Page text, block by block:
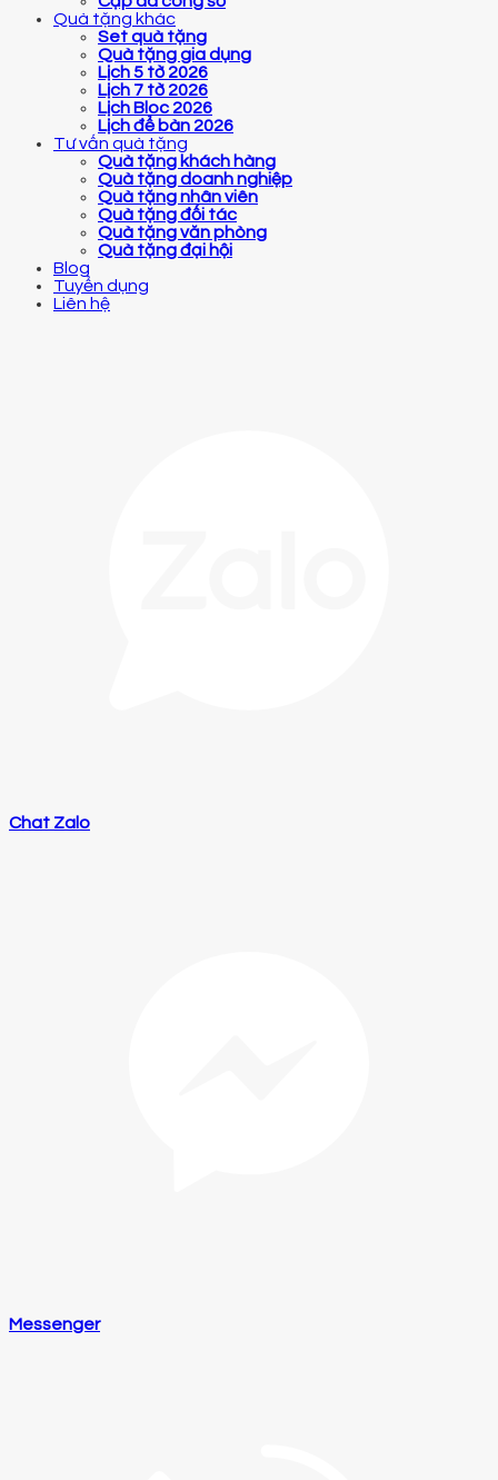
Quà tặng khác
Set quà tặng
Quà tặng gia dụng
Lịch 5 tờ 2026
Lịch 7 tờ 2026
Lịch Bloc 2026
Lịch để bàn 2026
Tư vấn quà tặng
Quà tặng khách hàng
Quà tặng doanh nghiệp
Quà tặng nhân viên
Quà tặng đối tác
Quà tặng văn phòng
Quà tặng đại hội
Blog
Tuyển dụng
Liên hệ
Chat Zalo
Messenger